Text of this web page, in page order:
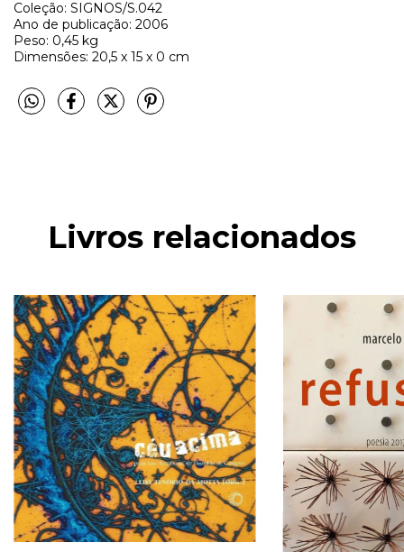
Coleção: SIGNOS/S.042
Ano de publicação: 2006
Peso: 0,45 kg
Dimensões: 20,5 x 15 x 0 cm
Livros relacionados